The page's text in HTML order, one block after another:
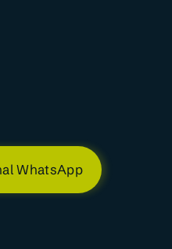
WhatsApp